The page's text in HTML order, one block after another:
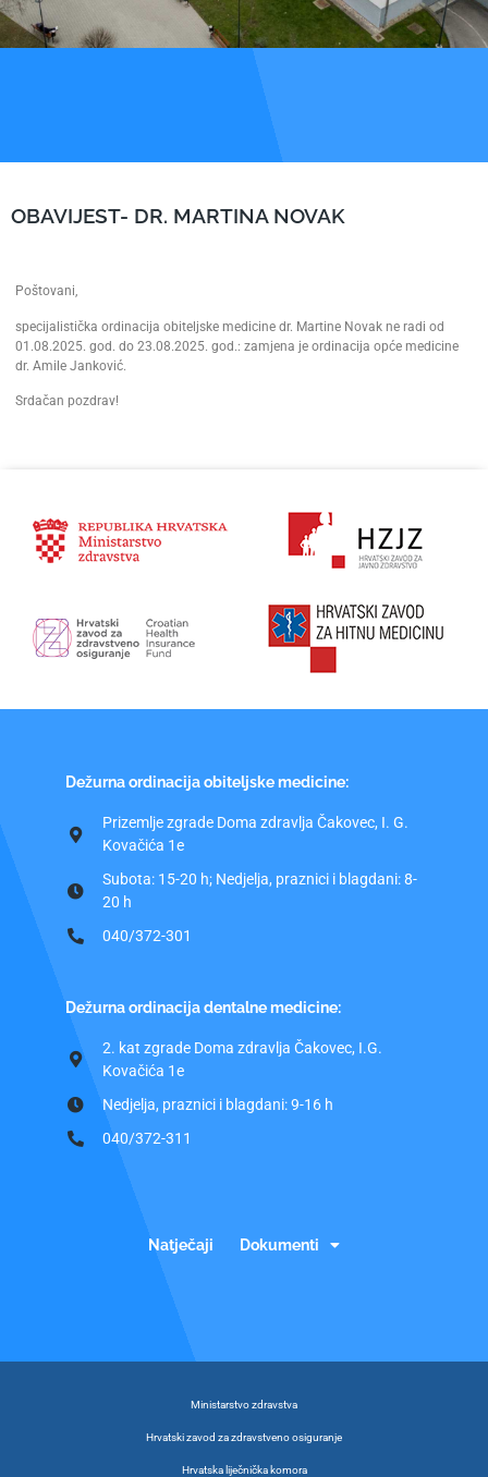
OBAVIJEST- DR. MARTINA NOVAK
Poštovani,
specijalistička ordinacija obiteljske medicine dr. Martine Novak ne radi od
01.08.2025. god. do 23.08.2025. god.: zamjena je ordinacija opće medicine
dr. Amile Janković.
Srdačan pozdrav!
Dežurna ordinacija obiteljske medicine:
Prizemlje zgrade Doma zdravlja Čakovec, I. G.
Kovačića 1e
Subota: 15-20 h; Nedjelja, praznici i blagdani: 8-
20 h
040/372-301
Dežurna ordinacija dentalne medicine:
2. kat zgrade Doma zdravlja Čakovec, I.G.
Kovačića 1e
Nedjelja, praznici i blagdani: 9-16 h
040/372-311
Natječaji Dokumenti
Ministarstvo zdravstva
Hrvatski zavod za zdravstveno osiguranje
Hrvatska liječnička komora